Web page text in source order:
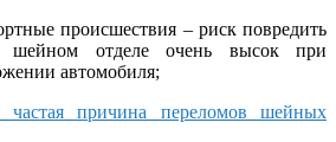
происшествия – риск повредить
шейном отделе очень высок при
автомобиля;